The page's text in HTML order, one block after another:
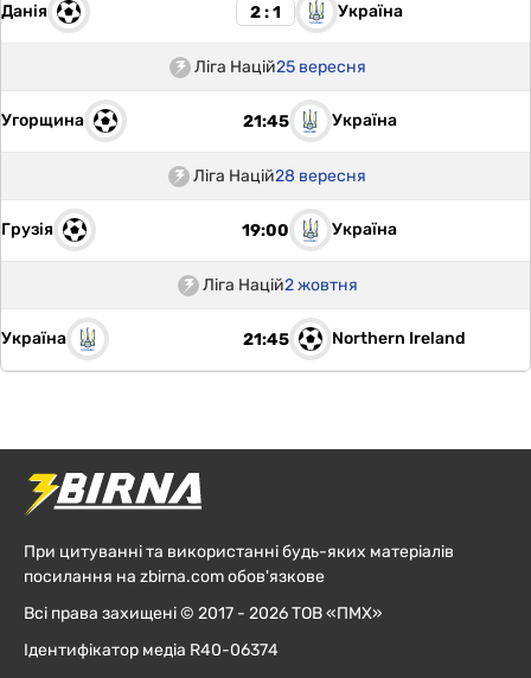
Данія 2 : 1 Україна
Ліга Націй25 вересня
Угорщина 21:45 Україна
Ліга Націй28 вересня
Грузія 19:00 Україна
Ліга Націй2 жовтня
Україна 21:45 Northern Ireland
При цитуванні та використанні будь-яких матеріалів
посилання на zbirna.com обов'язкове
Всі права захищені © 2017 - 2026 ТОВ «ПМХ»
Ідентифікатор медіа R40-06374